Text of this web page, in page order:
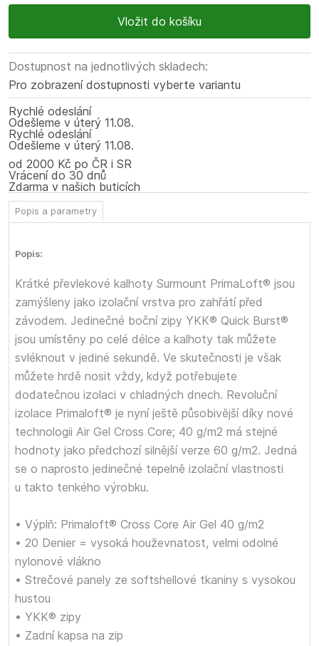
Dostupnost na jednotlivých skladech:
Pro zobrazení dostupnosti vyberte variantu
Rychlé odeslání
Odešleme v úterý 11.08.
Rychlé odeslání
Odešleme v úterý 11.08.
od 2000 Kč po ČR i SR
Vrácení do 30 dnů
Zdarma v našich buticích
Popis a parametry
Popis:
Krátké převlekové kalhoty Surmount PrimaLoft® jsou
zamýšleny jako izolační vrstva pro zahřátí před
závodem. Jedinečné boční zipy YKK® Quick Burst®
jsou umístěny po celé délce a kalhoty tak můžete
svléknout v jediné sekundě. Ve skutečnosti je však
můžete hrdě nosit vždy, když potřebujete
dodatečnou izolaci v chladných dnech. Revoluční
izolace Primaloft® je nyní ještě působivější díky nové
technologii Air Gel Cross Core; 40 g/m2 má stejné
hodnoty jako předchozí silnější verze 60 g/m2. Jedná
se o naprosto jedinečné tepelně izolační vlastnosti
u takto tenkého výrobku.
• Výplň: Primaloft® Cross Core Air Gel 40 g/m2
• 20 Denier = vysoká houževnatost, velmi odolné
nylonové vlákno
• Strečové panely ze softshellové tkaniny s vysokou
hustou
• YKK® zipy
• Zadní kapsa na zip